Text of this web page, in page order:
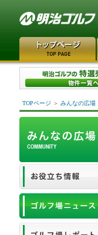
TOPページ ＞ みんなの広場